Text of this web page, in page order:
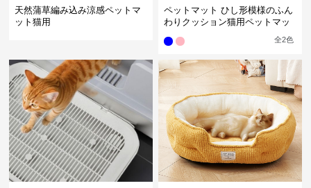
天然蒲草編み込み涼感ペットマ
ット猫用
ペットマット ひし形模様のふん
わりクッション猫用ペットマッ
全2色